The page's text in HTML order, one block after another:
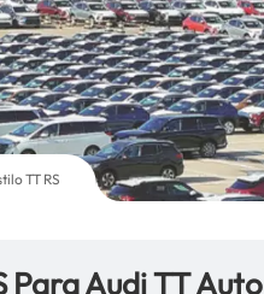
TT RS
Para Audi TT Auto